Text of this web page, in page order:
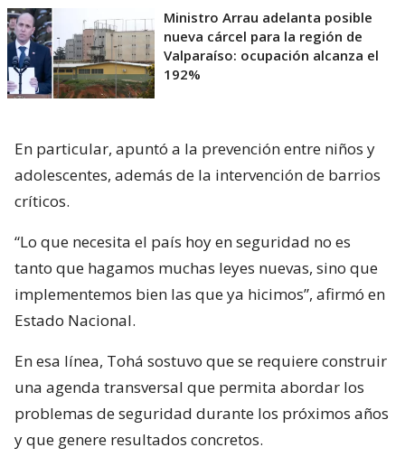
Ministro Arrau adelanta posible
nueva cárcel para la región de
Valparaíso: ocupación alcanza el
192%
En particular, apuntó a la prevención entre niños y
adolescentes, además de la intervención de barrios
críticos.
“Lo que necesita el país hoy en seguridad no es
tanto que hagamos muchas leyes nuevas, sino que
implementemos bien las que ya hicimos”, afirmó en
Estado Nacional.
En esa línea, Tohá sostuvo que se requiere construir
una agenda transversal que permita abordar los
problemas de seguridad durante los próximos años
y que genere resultados concretos.